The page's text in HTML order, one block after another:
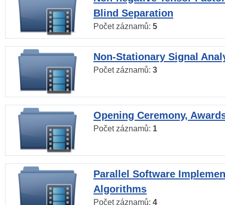
Blind Separation
Počet záznamů: 5
Non-Stationary Signal
Počet záznamů: 3
Opening Ceremony,
Počet záznamů: 1
Parallel Software
Algorithms
Počet záznamů: 4